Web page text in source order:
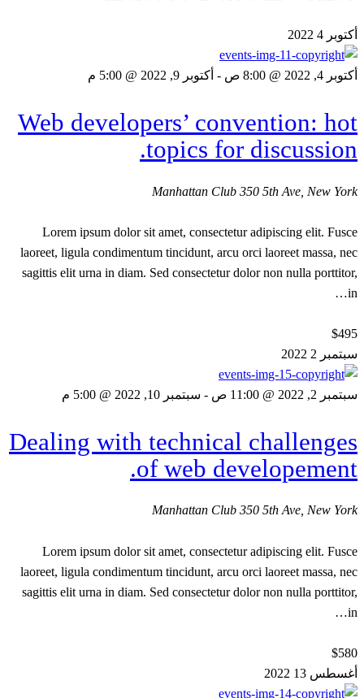
أكتوبر 4
2022
أكتوبر 4, 2022 @ 8:00 ص - أكتوبر 9, 2022 @ 5:00 م
Web developers’ convention: hot
topics for discussion.
Manhattan Club 350 5th Ave, New York
Lorem ipsum dolor sit amet, consectetur adipiscing elit. Fusce
laoreet, ligula condimentum tincidunt, arcu orci laoreet massa, nec
sagittis elit urna in diam. Sed consectetur dolor non nulla porttitor,
in…
$495
سبتمبر 2
2022
سبتمبر 2, 2022 @ 11:00 ص - سبتمبر 10, 2022 @ 5:00 م
Dealing with technical challenges
of web developement.
Manhattan Club 350 5th Ave, New York
Lorem ipsum dolor sit amet, consectetur adipiscing elit. Fusce
laoreet, ligula condimentum tincidunt, arcu orci laoreet massa, nec
sagittis elit urna in diam. Sed consectetur dolor non nulla porttitor,
in…
$580
أغسطس 13
2022